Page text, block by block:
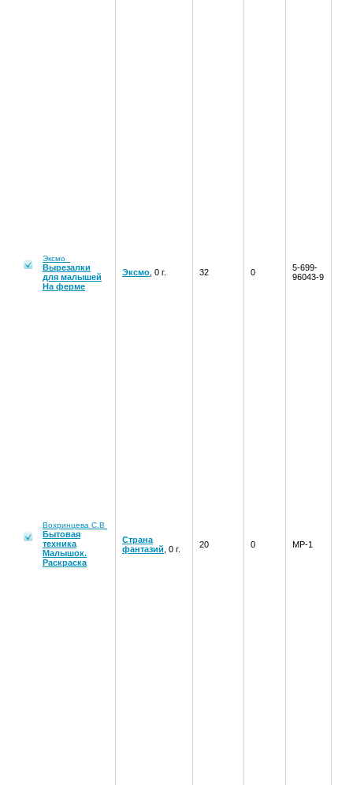
Эксмо
Вырезалки
для малышей
На ферме
Эксмо , 0 г. 32 0
5-699-
96043-9
Вохринцева С.В
Бытовая
техника
Малышок.
Раскраска
Страна
фантазий , 0 г. 20 0 МР-1